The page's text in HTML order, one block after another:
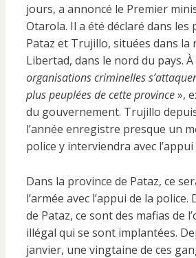
jours, a annoncé le Premier
Otarola. Il a été déclaré dans les
Pataz et Trujillo, situées dans la
Libertad, dans le nord du pays.
organisations criminelles
plus peuplées de cette province»,
du gouvernement. Trujillo
l’année enregistre presque un
police y interviendra avec l’appui
Dans la province de Pataz, ce
l’armée avec l’appui de la
de Pataz, ce sont des mafias de
illégal qui se sont implantées.
janvier, une vingtaine de ces